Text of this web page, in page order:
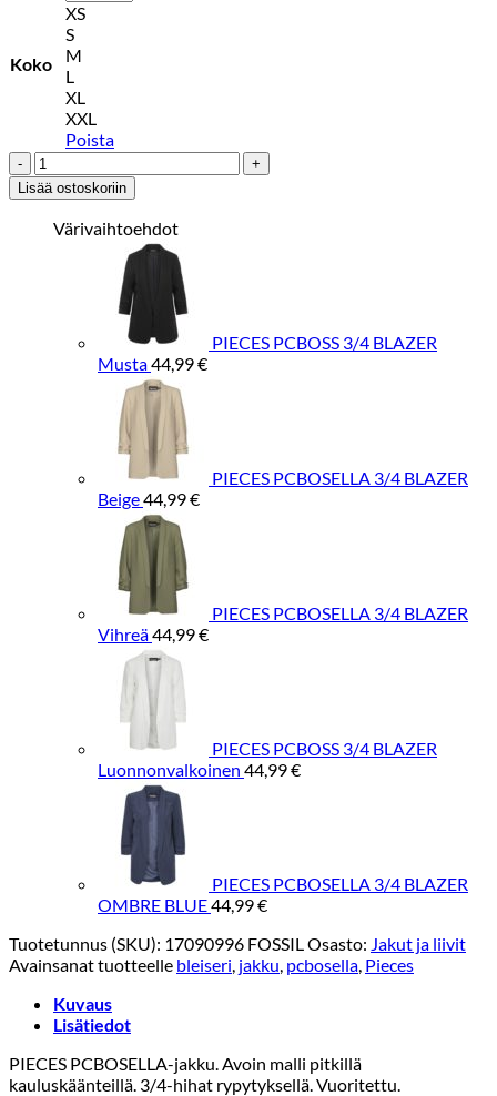
Koko
XS
S
M
L
XL
XXL
Poista
PIECES
PCBOSELLA
3/4
BLAZER
Lisää ostoskoriin
Värivaihtoehdot
PIECES PCBOSS 3/4 BLAZER
Musta44,99€
PIECES PCBOSELLA 3/4 BLAZER
Beige44,99€
PIECES PCBOSELLA 3/4 BLAZER
Vihreä44,99€
PIECES PCBOSS 3/4 BLAZER
Luonnonvalkoinen 44,99€
PIECES PCBOSELLA 3/4 BLAZER
OMBRE BLUE44,99€
Tuotetunnus (SKU): 17090996 FOSSILOsasto: Jakut ja liivit
Avainsanat tuotteelle bleiseri, jakku, pcbosella, Pieces
Kuvaus
Lisätiedot
PIECES PCBOSELLA-jakku. Avoin malli pitkillä
kauluskäänteillä. 3/4-hihat rypytyksellä. Vuoritettu.